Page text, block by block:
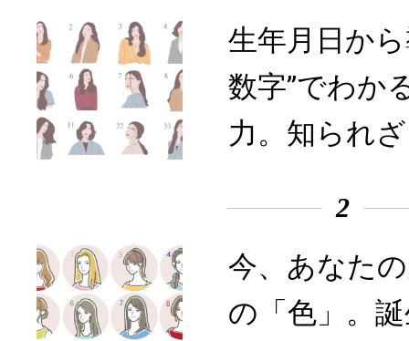
生年月日か
数字”でわか
力。知られ
2
今、あなた
の「色」。